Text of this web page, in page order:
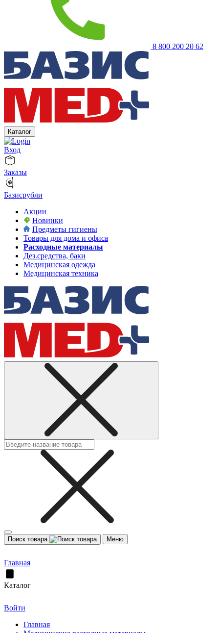
8 800 200 20 62
Каталог
Вход
Заказы
Базисрубли
Акции
Новинки
Предметы гигиены
Товары для дома и офиса
Расходные материалы
Дез.средства, баки
Медицинская одежда
Медицинская техника
Поиск товара Меню
Главная
Каталог
Войти
Главная